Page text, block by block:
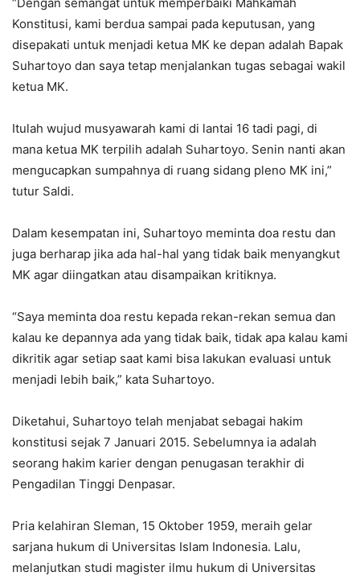
“Dengan semangat untuk memperbaiki Mahkamah
Konstitusi, kami berdua sampai pada keputusan, yang
disepakati untuk menjadi ketua MK ke depan adalah Bapak
Suhartoyo dan saya tetap menjalankan tugas sebagai wakil
ketua MK.
Itulah wujud musyawarah kami di lantai 16 tadi pagi, di
mana ketua MK terpilih adalah Suhartoyo. Senin nanti akan
mengucapkan sumpahnya di ruang sidang pleno MK ini,”
tutur Saldi.
Dalam kesempatan ini, Suhartoyo meminta doa restu dan
juga berharap jika ada hal-hal yang tidak baik menyangkut
MK agar diingatkan atau disampaikan kritiknya.
“Saya meminta doa restu kepada rekan-rekan semua dan
kalau ke depannya ada yang tidak baik, tidak apa kalau kami
dikritik agar setiap saat kami bisa lakukan evaluasi untuk
menjadi lebih baik,” kata Suhartoyo.
Diketahui, Suhartoyo telah menjabat sebagai hakim
konstitusi sejak 7 Januari 2015. Sebelumnya ia adalah
seorang hakim karier dengan penugasan terakhir di
Pengadilan Tinggi Denpasar.
Pria kelahiran Sleman, 15 Oktober 1959, meraih gelar
sarjana hukum di Universitas Islam Indonesia. Lalu,
melanjutkan studi magister ilmu hukum di Universitas